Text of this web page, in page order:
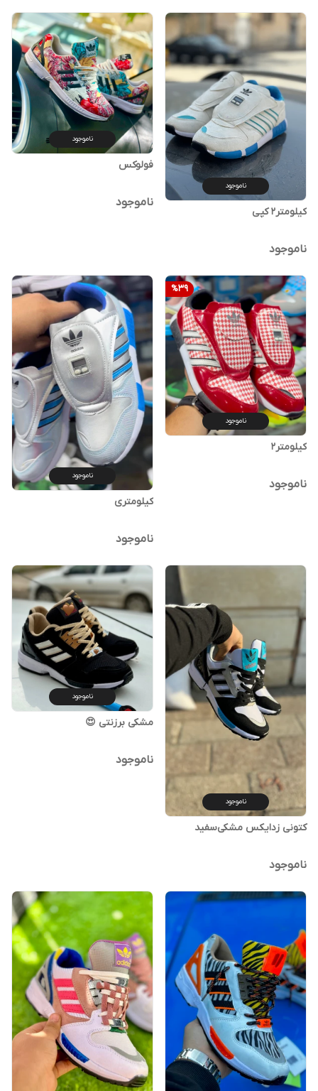
ناموجود
کیلومتر2 کپی
ناموجود
ناموجود
فولوکس
ناموجود
%39
ناموجود
کیلومتر2
ناموجود
ناموجود
کیلومتری
ناموجود
ناموجود
کتونی زدایکس مشکی‌سفید
ناموجود
ناموجود
مشکی برزنتی 😍
ناموجود